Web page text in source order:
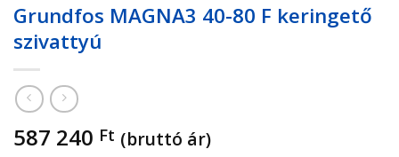
Grundfos MAGNA3 40-80 F keringető
szivattyú
587 240 Ft (bruttó ár)